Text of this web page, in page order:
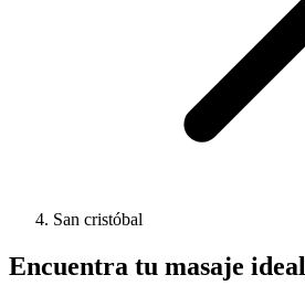
San cristóbal
Encuentra tu masaje ideal